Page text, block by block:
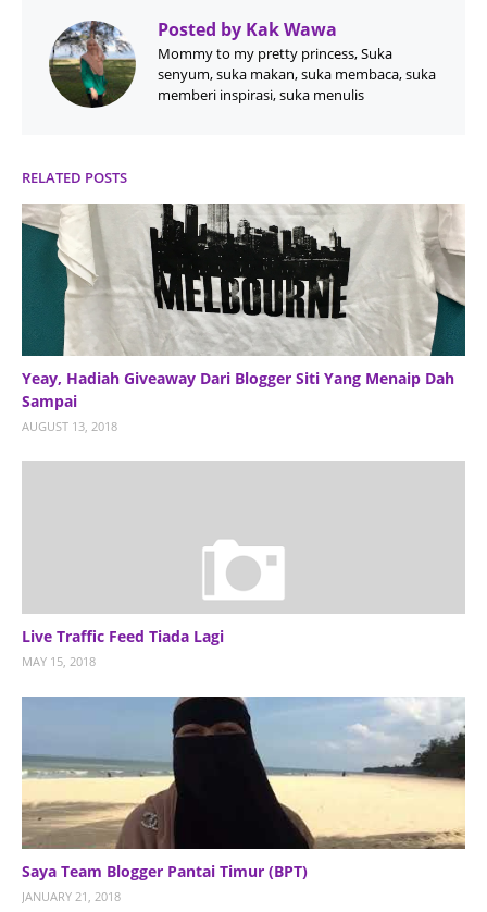
Posted by Kak Wawa
Mommy to my pretty princess, Suka
senyum, suka makan, suka membaca, suka
memberi inspirasi, suka menulis
RELATED POSTS
Yeay, Hadiah Giveaway Dari Blogger Siti Yang Menaip Dah
Sampai
AUGUST 13, 2018
Live Traffic Feed Tiada Lagi
MAY 15, 2018
Saya Team Blogger Pantai Timur (BPT)
JANUARY 21, 2018